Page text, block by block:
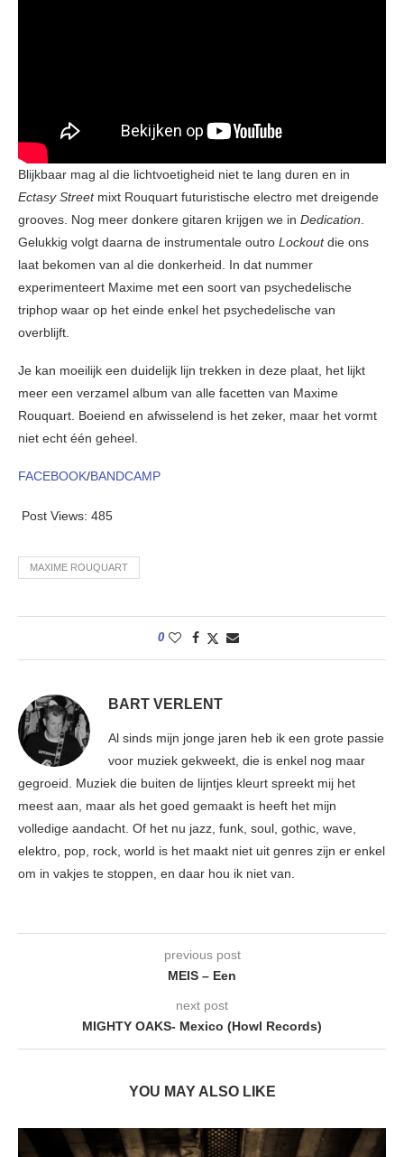
Blijkbaar mag al die lichtvoetigheid niet te lang duren en in
Ectasy Streetmixt Rouquart futuristische electro met dreigende
grooves. Nog meer donkere gitaren krijgen we in Dedication
Gelukkig volgt daarna de instrumentale outro Lockoutdie ons
laat bekomen van al die donkerheid. In dat nummer
experimenteert Maxime met een soort van psychedelische
triphop waar op het einde enkel het psychedelische van
overblijft.
Je kan moeilijk een duidelijk lijn trekken in deze plaat, het lijkt
meer een verzamel album van alle facetten van Maxime
Rouquart. Boeiend en afwisselend is het zeker, maar het vormt
niet echt één geheel.
FACEBOOK/BANDCAMP
Post Views: 485
MAXIME ROUQUART
0
BART VERLENT
Al sinds mijn jonge jaren heb ik een grote passie
voor muziek gekweekt, die is enkel nog maar
gegroeid. Muziek die buiten de lijntjes kleurt spreekt mij het
meest aan, maar als het goed gemaakt is heeft het mijn
volledige aandacht. Of het nu jazz, funk, soul, gothic, wave,
elektro, pop, rock, world is het maakt niet uit genres zijn er enkel
om in vakjes te stoppen, en daar hou ik niet van.
previous post
MEIS – Een
next post
MIGHTY OAKS- Mexico (Howl Records)
YOU MAY ALSO LIKE